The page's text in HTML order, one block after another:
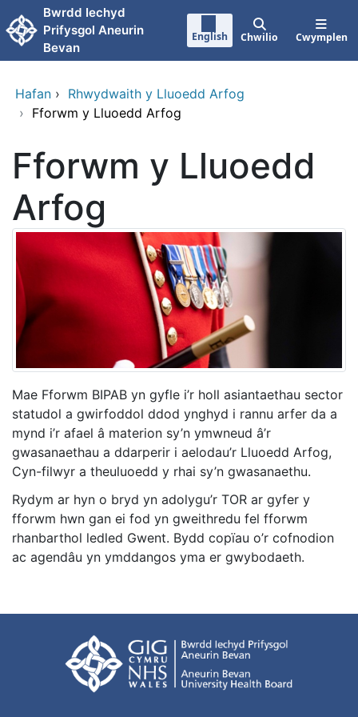
Neidio i'r prif gynnwy
Bwrdd Iechyd
Prifysgol Aneurin
Bevan
English Chwilio Cwymplen
Hafan › Rhwydwaith y Lluoedd Arfog
› Fforwm y Lluoedd Arfog
Fforwm y Lluoedd
Arfog
Mae Fforwm BIPAB yn gyfle i’r holl asiantaethau sector
statudol a gwirfoddol ddod ynghyd i rannu arfer da a
mynd i’r afael â materion sy’n ymwneud â’r
gwasanaethau a ddarperir i aelodau’r Lluoedd Arfog,
Cyn-filwyr a theuluoedd y rhai sy’n gwasanaethu.
Rydym ar hyn o bryd yn adolygu’r TOR ar gyfer y
fforwm hwn gan ei fod yn gweithredu fel fforwm
rhanbarthol ledled Gwent. Bydd copïau o’r cofnodion
ac agendâu yn ymddangos yma er gwybodaeth.